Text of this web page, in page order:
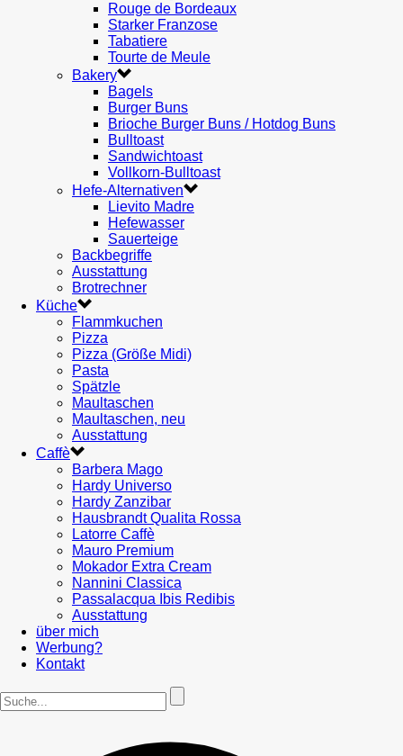
Rouge de Bordeaux
Starker Franzose
Tabatiere
Tourte de Meule
Bakery
Bagels
Burger Buns
Brioche Burger Buns / Hotdog Buns
Bulltoast
Sandwichtoast
Vollkorn-Bulltoast
Hefe-Alternativen
Lievito Madre
Hefewasser
Sauerteige
Backbegriffe
Ausstattung
Brotrechner
Küche
Flammkuchen
Pizza
Pizza (Größe Midi)
Pasta
Spätzle
Maultaschen
Maultaschen, neu
Ausstattung
Caffè
Barbera Mago
Hardy Universo
Hardy Zanzibar
Hausbrandt Qualita Rossa
Latorre Caffè
Mauro Premium
Mokador Extra Cream
Nannini Classica
Passalacqua Ibis Redibis
Ausstattung
über mich
Werbung?
Kontakt